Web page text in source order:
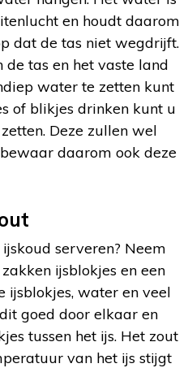
en houdt daarom
dat de tas niet wegdrijft.
tas en het vaste land
water te zetten kunt
of blikjes drinken kunt u
Deze zullen wel
daarom ook deze
serveren? Neem
ijsblokjes en een
ijsblokjes, water en veel
goed door elkaar en
tussen het ijs. Het zout
van het ijs stijgt